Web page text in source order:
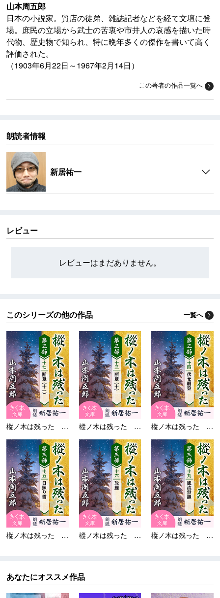
山本周五郎
日本の小説家。質店の徒弟、雑誌記者などを経て文壇に登
場。庶民の立場から武士の苦衷や市井人の哀感を描いた時
代物、歴史物で知られ、特に晩年多くの傑作を書いて高く
評価された。
（1903年6月22日～1967年2月14日）
この著者の作品一覧へ
朗読者情報
新居祐一
レビュー
レビューはまだありません。
このシリーズの他の作品 一覧へ
樅ノ木は残った 第三部... 樅ノ木は残った 第三部... 樅ノ木は残った 第三部...
樅ノ木は残った 第三部... 樅ノ木は残った 第三部... 樅ノ木は残った 第三部...
あなたにオススメ作品